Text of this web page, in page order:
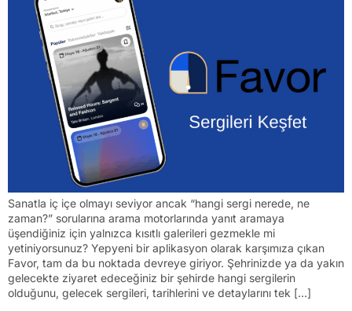
Sanatla iç içe olmayı seviyor ancak “hangi sergi nerede, ne
zaman?” sorularına arama motorlarında yanıt aramaya
üşendiğiniz için yalnızca kısıtlı galerileri gezmekle mi
yetiniyorsunuz? Yepyeni bir aplikasyon olarak karşımıza çıkan
Favor, tam da bu noktada devreye giriyor. Şehrinizde ya da yakın
gelecekte ziyaret edeceğiniz bir şehirde hangi sergilerin
olduğunu, gelecek sergileri, tarihlerini ve detaylarını tek […]